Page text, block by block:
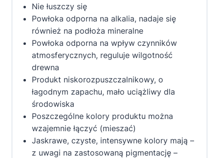
Nie łuszczy się
Powłoka odporna na alkalia, nadaje się
również na podłoża mineralne
Powłoka odporna na wpływ czynników
atmosferycznych, reguluje wilgotność
drewna
Produkt niskorozpuszczalnikowy, o
łagodnym zapachu, mało uciążliwy dla
środowiska
Poszczególne kolory produktu można
wzajemnie łączyć (mieszać)
Jaskrawe, czyste, intensywne kolory mają –
z uwagi na zastosowaną pigmentację –